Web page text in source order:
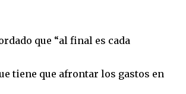
que “al final es cada
tiene que afrontar los gastos en